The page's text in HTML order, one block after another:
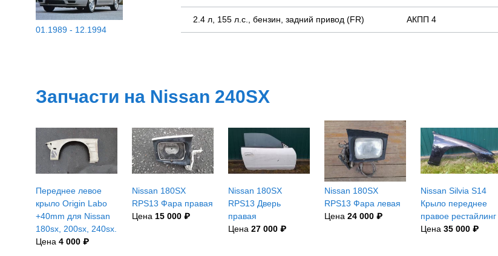
01.1989 - 12.1994
2.4 л, 155 л.с., бензин, задний привод (FR) АКПП 4
Запчасти на Nissan 240SX
Переднее левое
крыло Origin Labo
+40mm для Nissan
180sx, 200sx, 240sx.
Цена 4 000 ₽
Nissan 180SX
RPS13 Фара правая
Цена 15 000 ₽
Nissan 180SX
RPS13 Дверь
правая
Цена 27 000 ₽
Nissan 180SX
RPS13 Фара левая
Цена 24 000 ₽
Nissan Silvia S14
Крыло переднее
правое рестайлинг
Цена 35 000 ₽